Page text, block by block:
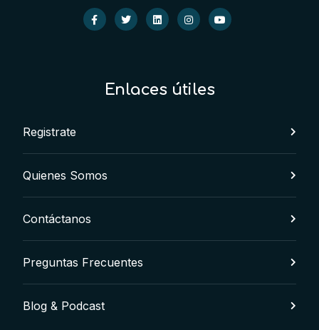
Enlaces útiles
Registrate
Quienes Somos
Contáctanos
Preguntas Frecuentes
Blog & Podcast